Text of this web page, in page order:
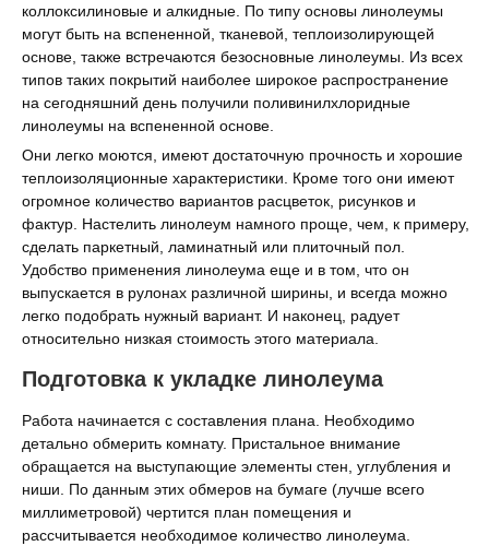
коллоксилиновые и алкидные. По типу основы линолеумы
могут быть на вспененной, тканевой, теплоизолирующей
основе, также встречаются безосновные линолеумы. Из всех
типов таких покрытий наиболее широкое распространение
на сегодняшний день получили поливинилхлоридные
линолеумы на вспененной основе.
Они легко моются, имеют достаточную прочность и хорошие
теплоизоляционные характеристики. Кроме того они имеют
огромное количество вариантов расцветок, рисунков и
фактур. Настелить линолеум намного проще, чем, к примеру,
сделать паркетный, ламинатный или плиточный пол.
Удобство применения линолеума еще и в том, что он
выпускается в рулонах различной ширины, и всегда можно
легко подобрать нужный вариант. И наконец, радует
относительно низкая стоимость этого материала.
Подготовка к укладке линолеума
Работа начинается с составления плана. Необходимо
детально обмерить комнату. Пристальное внимание
обращается на выступающие элементы стен, углубления и
ниши. По данным этих обмеров на бумаге (лучше всего
миллиметровой) чертится план помещения и
рассчитывается необходимое количество линолеума.